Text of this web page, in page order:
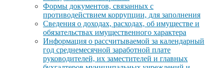
Формы документов, связанных с
противодействием коррупции, для заполнения
Сведения о доходах, расходах, об имуществе и
обязательствах имущественного характера
Информация о рассчитываемой за календарный
год среднемесячной заработной плате
руководителей, их заместителей и главных